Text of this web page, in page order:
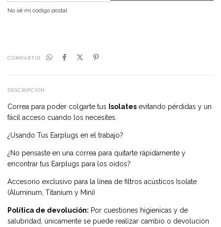
No sé mi código postal
COMPARTIR
DESCRIPCIÓN
Correa para poder colgarte tus Isolates evitando pérdidas y un
fácil acceso cuando los necesites.
¿Usando Tus Earplugs en el trabajo?
¿No pensaste en una correa para quitarte rápidamente y
encontrar tus Earplugs para los oídos?
Accesorio exclusivo para la línea de filtros acústicos Isolate
(Aluminum, Titanium y Mini)
Política de devolución: Por cuestiones higienicas y de
salubridad, únicamente se puede realizar cambio o devolución